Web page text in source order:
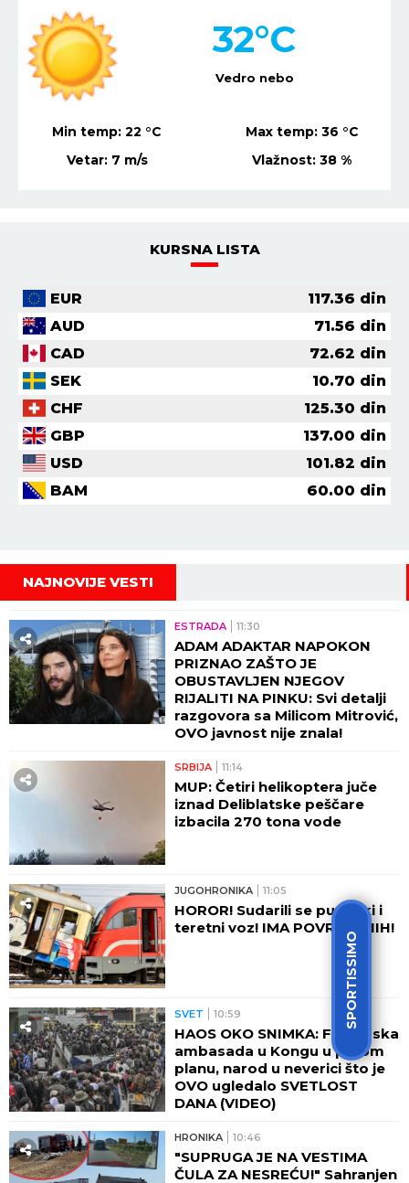
SPORTISSIMO
Vedro nebo
32°C
Min temp:22 °C Max temp: 36 °C
Vetar: 7 m/s Vlažnost:38 %
KURSNA LISTA
EUR 117.36 din
AUD
71.56 din
CAD
72.62 din
SEK
10.70 din
CHF
125.30 din
GBP
137.00 din
USD
101.82 din
BAM
60.00 din
NAJNOVIJE VESTI
ESTRADA 11:30
ADAM ADAKTAR NAPOKON
PRIZNAO ZAŠTO JE
OBUSTAVLJEN NJEGOV
RIJALITI NA PINKU: Svi detalji
razgovora sa Milicom Mitrović,
OVO javnost nije znala!
SRBIJA 11:14
MUP: Četiri helikoptera juče
iznad Deliblatske peščare
izbacila 270 tona vode
JUGOHRONIKA 11:05
HOROR! Sudarili se putnički i
teretni voz! IMA POVREĐENIH!
SVET 10:59
HAOS OKO SNIMKA: Francuska
ambasada u Kongu u prvom
planu, narod u neverici što je
OVO ugledalo SVETLOST
DANA (VIDEO)
HRONIKA 10:46
"SUPRUGA JE NA VESTIMA
ČULA ZA NESREĆU!" Sahranjen